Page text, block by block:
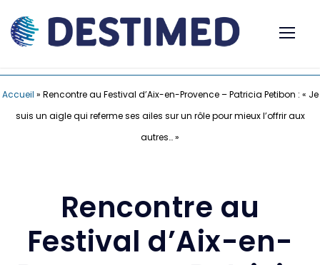
Accueil » Rencontre au Festival d’Aix-en-Provence – Patricia Petibon : « Je
suis un aigle qui referme ses ailes sur un rôle pour mieux l’offrir aux
autres… »
Rencontre au
Festival d’Aix-en-